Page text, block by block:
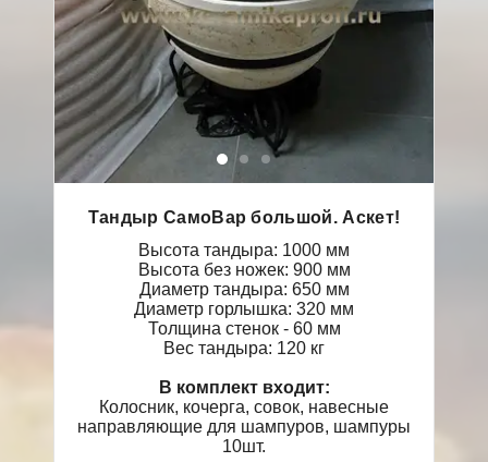
Тандыр СамоВар большой. Аскет!
Высота тандыра: 1000 мм
Высота без ножек: 900 мм
Диаметр тандыра: 650 мм
Диаметр горлышка: 320 мм
Толщина стенок - 60 мм
Вес тандыра: 120 кг
В комплект входит:
Колосник, кочерга, совок, навесные
направляющие для шампуров, шампуры
10шт.